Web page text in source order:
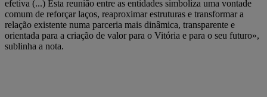
efetiva (...) Esta reunião entre as entidades simboliza uma vontade
comum de reforçar laços, reaproximar estruturas e transformar a
relação existente numa parceria mais dinâmica, transparente e
orientada para a criação de valor para o Vitória e para o seu futuro»,
sublinha a nota.